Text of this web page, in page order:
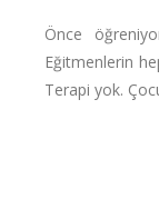
Önce
Eğitmenlerin
Terapi yok.